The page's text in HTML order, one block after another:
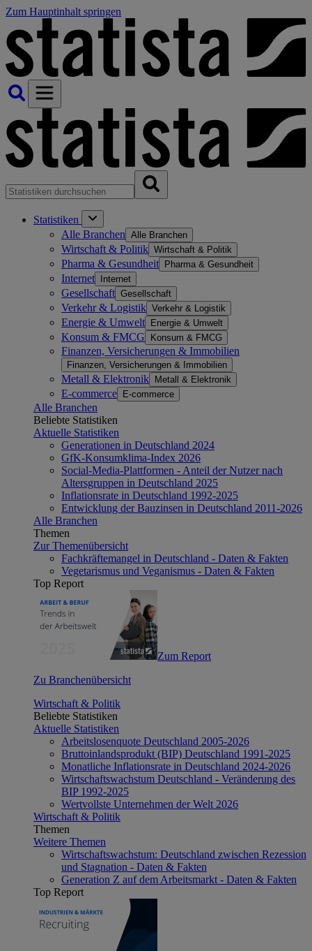
Zum Hauptinhalt springen
Statistiken
Alle Branchen Alle Branchen
Wirtschaft & Politik Wirtschaft & Politik
Pharma & Gesundheit Pharma & Gesundheit
Internet Internet
Gesellschaft Gesellschaft
Verkehr & Logistik Verkehr & Logistik
Energie & Umwelt Energie & Umwelt
Konsum & FMCG Konsum & FMCG
Finanzen, Versicherungen & Immobilien
Finanzen, Versicherungen & Immobilien
Metall & Elektronik Metall & Elektronik
E-commerce E-commerce
Alle Branchen
Beliebte Statistiken
Aktuelle Statistiken
Generationen in Deutschland 2024
GfK-Konsumklima-Index 2026
Social-Media-Plattformen - Anteil der Nutzer nach
Altersgruppen in Deutschland 2025
Inflationsrate in Deutschland 1992-2025
Entwicklung der Bauzinsen in Deutschland 2011-2026
Alle Branchen
Themen
Zur Themenübersicht
Fachkräftemangel in Deutschland - Daten & Fakten
Vegetarismus und Veganismus - Daten & Fakten
Top Report
Zum Report
Zu Branchenübersicht
Wirtschaft & Politik
Beliebte Statistiken
Aktuelle Statistiken
Arbeitslosenquote Deutschland 2005-2026
Bruttoinlandsprodukt (BIP) Deutschland 1991-2025
Monatliche Inflationsrate in Deutschland 2024-2026
Wirtschaftswachstum Deutschland - Veränderung des
BIP 1992-2025
Wertvollste Unternehmen der Welt 2026
Wirtschaft & Politik
Themen
Weitere Themen
Wirtschaftswachstum: Deutschland zwischen Rezession
und Stagnation - Daten & Fakten
Generation Z auf dem Arbeitsmarkt - Daten & Fakten
Top Report